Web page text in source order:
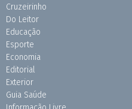
Cruzeirinho
Do Leitor
Educação
Esporte
Economia
Editorial
Exterior
Guia Saúde